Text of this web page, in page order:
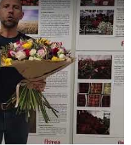
květiny z Florea